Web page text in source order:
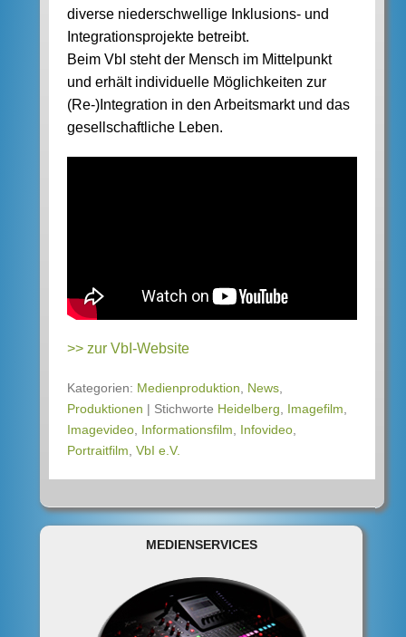
diverse niederschwellige Inklusions- und
Integrationsprojekte betreibt.
Beim VbI steht der Mensch im Mittelpunkt
und erhält individuelle Möglichkeiten zur
(Re-)Integration in den Arbeitsmarkt und das
gesellschaftliche Leben.
>> zur VbI-Website
Kategorien: Medienproduktion, News,
Produktionen | Stichworte Heidelberg, Imagefilm,
Imagevideo, Informationsfilm, Infovideo,
Portraitfilm, VbI e.V.
MEDIENSERVICES